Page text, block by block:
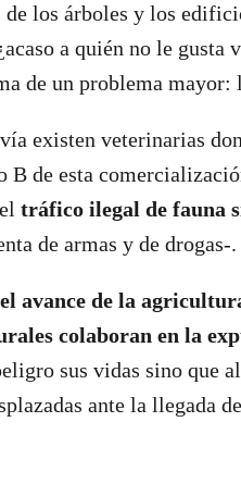
los árboles y los
a quién no le gusta
de un problema mayor:
existen veterinarias
de esta
tráfico ilegal de fauna
de armas y de drogas-.
avance de la
colaboran en la
sus vidas sino que
ante la llegada